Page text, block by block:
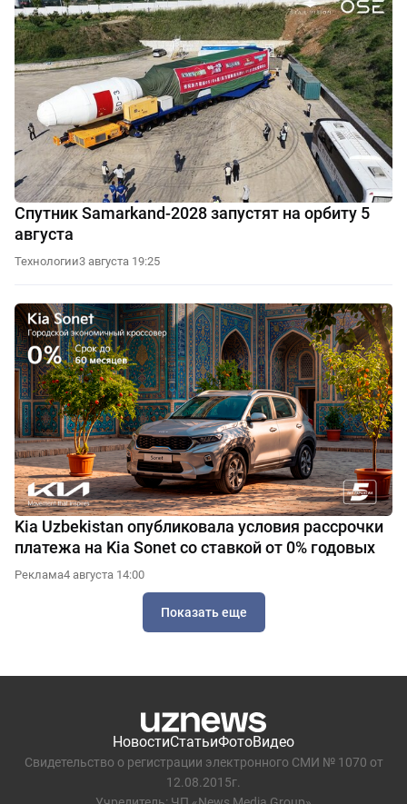
Спутник Samarkand-2028 запустят на орбиту 5
августа
Технологии3 августа 19:25
Kia Uzbekistan опубликовала условия рассрочки
платежа на Kia Sonet со ставкой от 0% годовых
Реклама4 августа 14:00
Показать еще
НовостиСтатьиФотоВидео
Свидетельство о регистрации электронного СМИ № 1070 от
12.08.2015г.